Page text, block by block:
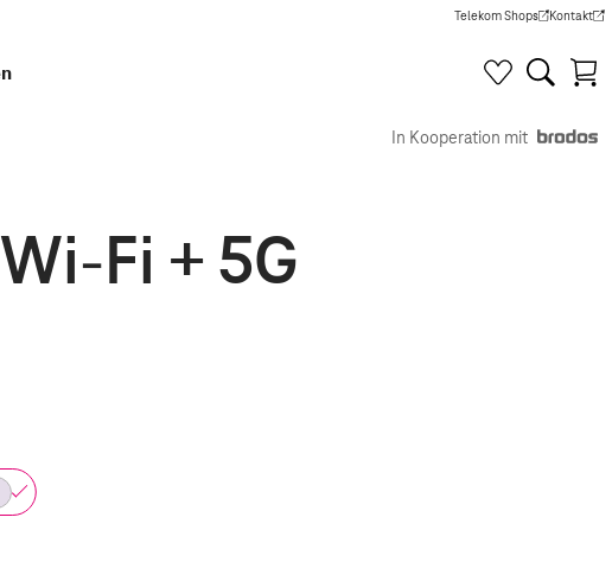
Telekom Shops
(Wird in einem neuen Tab
Kontakt
(Wird in
In Kooperation mit
Fi + 5G